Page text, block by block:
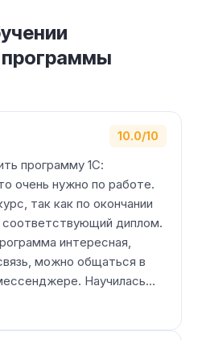
10.0/10
программу 1С:
очень нужно по работе.
так как по окончании
соответствующий диплом.
интересная,
можно общаться в
Научилась…